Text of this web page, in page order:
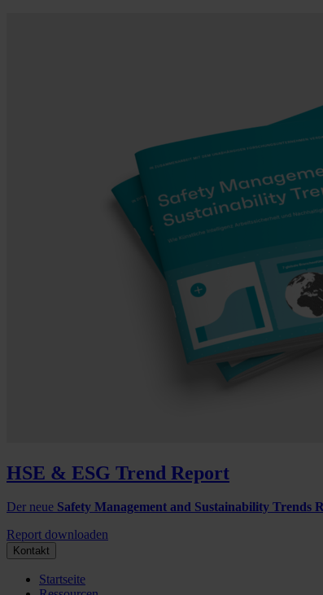
HSE & ESG Trend Report
Der neue Safety Management and Sustainability Trends
Report downloaden
Kontakt
Startseite